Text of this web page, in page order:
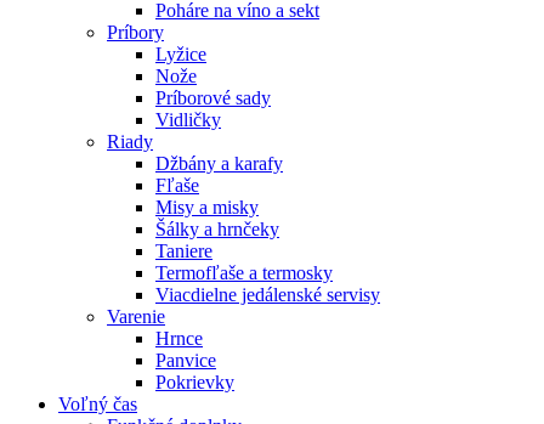
Poháre na víno a sekt
Príbory
Lyžice
Nože
Príborové sady
Vidličky
Riady
Džbány a karafy
Fľaše
Misy a misky
Šálky a hrnčeky
Taniere
Termofľaše a termosky
Viacdielne jedálenské servisy
Varenie
Hrnce
Panvice
Pokrievky
Voľný čas